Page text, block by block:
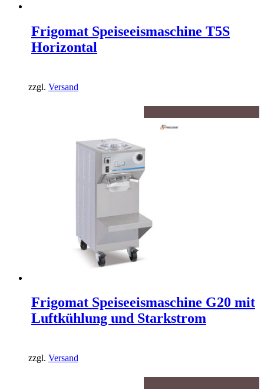
Frigomat Speiseeismaschine T5S
Horizontal
zzgl. Versand
Frigomat Speiseeismaschine G20 mit
Luftkühlung und Starkstrom
zzgl. Versand